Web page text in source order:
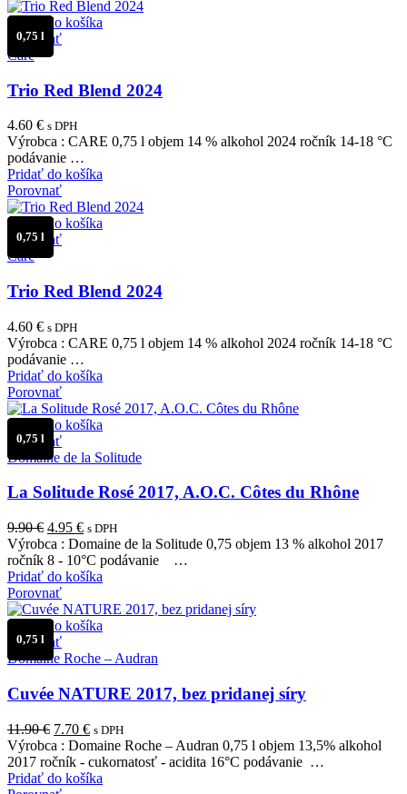
Pridať do košíka
Porovnať
Care
Trio Red Blend 2024
4.60 € s DPH
0,75 l
Výrobca : CARE 0,75 l objem 14 % alkohol 2024 ročník 14-18 °C
podávanie …
Pridať do košíka
Porovnať
Pridať do košíka
Porovnať
Care
Trio Red Blend 2024
4.60 € s DPH
0,75 l
Výrobca : CARE 0,75 l objem 14 % alkohol 2024 ročník 14-18 °C
podávanie …
Pridať do košíka
Porovnať
Pridať do košíka
Porovnať
Domaine de la Solitude
La Solitude Rosé 2017, A.O.C. Côtes du Rhône
9.90€ Pôvodná
cena
bola:
9.90 €.
4.95 €Aktuálna
cena
je:
4.95 €.
s DPH
0,75 l
Výrobca : Domaine de la Solitude 0,75 objem 13 % alkohol 2017
ročník 8 - 10°C podávanie …
Pridať do košíka
Porovnať
Pridať do košíka
Porovnať
Domaine Roche – Audran
Cuvée NATURE 2017, bez pridanej síry
11.90€ Pôvodná
cena
bola:
11.90 €.
7.70 €Aktuálna
cena
je:
7.70 €.
s DPH
0,75 l
Výrobca : Domaine Roche – Audran 0,75 l objem 13,5% alkohol
2017 ročník - cukornatosť - acidita 16°C podávanie …
Pridať do košíka